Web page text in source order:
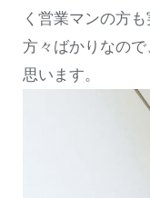
く営業マンの方
方々ばかりなの
思います。